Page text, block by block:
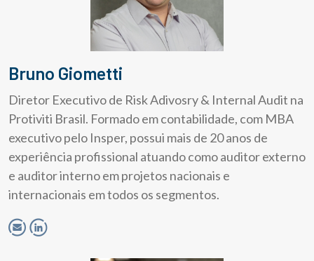
Bruno Giometti
Diretor Executivo de Risk Adivosry & Internal Audit na
Protiviti Brasil. Formado em contabilidade, com MBA
executivo pelo Insper, possui mais de 20 anos de
experiência profissional atuando como auditor externo
e auditor interno em projetos nacionais e
internacionais em todos os segmentos.